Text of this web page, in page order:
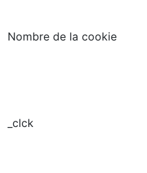
Nombre de la cookie
_clck